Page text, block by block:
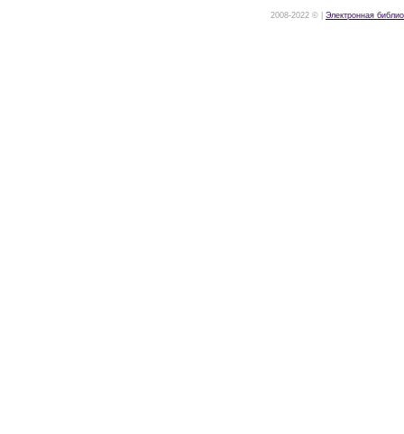
2008-2022 © | Электронная